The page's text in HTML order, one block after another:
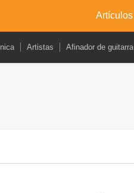
Artículos
Artistas Afinador de guitarra